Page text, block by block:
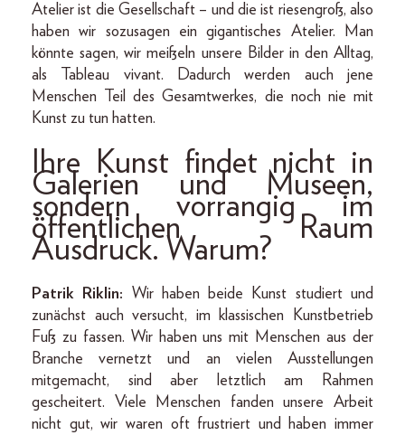
Atelier ist die Gesellschaft – und die ist riesengroß, also
haben wir sozusagen ein gigantisches Atelier. Man
könnte sagen, wir meißeln unsere Bilder in den Alltag,
als Tableau vivant. Dadurch werden auch jene
Menschen Teil des Gesamtwerkes, die noch nie mit
Kunst zu tun hatten.
Ihre Kunst findet nicht in
Galerien und Museen,
sondern vorrangig im
öffentlichen Raum
Ausdruck. Warum?
Patrik Riklin: Wir haben beide Kunst studiert und
zunächst auch versucht, im klassischen Kunstbetrieb
Fuß zu fassen. Wir haben uns mit Menschen aus der
Branche vernetzt und an vielen Ausstellungen
mitgemacht, sind aber letztlich am Rahmen
gescheitert. Viele Menschen fanden unsere Arbeit
nicht gut, wir waren oft frustriert und haben immer